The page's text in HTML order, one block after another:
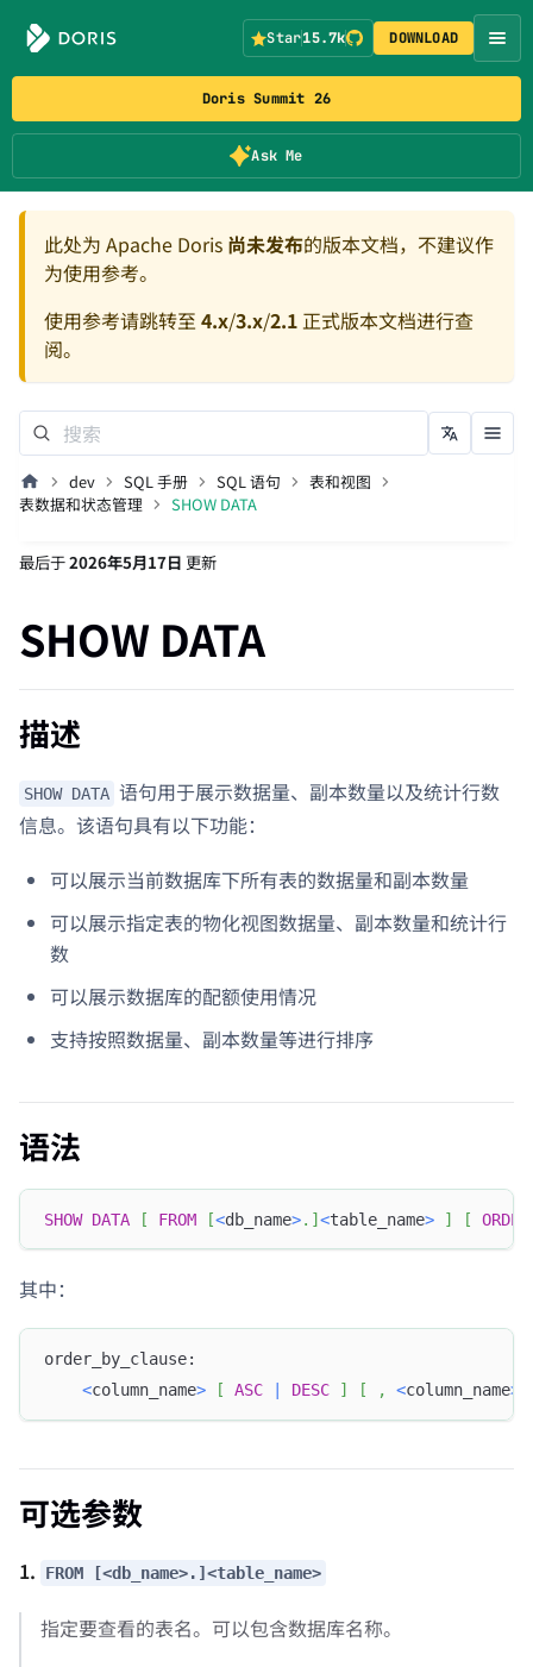
Doris Summit 26
Ask Me
Star15.7k DOWNLOAD
此处为 Apache Doris 尚未发布的版本文档，不建议作
为使用参考。
使用参考请跳转至 4.x/3.x/2.1正式版本文档进行查
阅。
dev SQL 手册 SQL 语句
表和视图
表数据和状态管理
SHOW DATA
最后于2026年5月17日 更新
SHOW DATA
描述
SHOW DATA 语句用于展示数据量、副本数量以及统计行数
信息。该语句具有以下功能：
可以展示当前数据库下所有表的数据量和副本数量
可以展示指定表的物化视图数据量、副本数量和统计行
数
可以展示数据库的配额使用情况
支持按照数据量、副本数量等进行排序
语法
SHOW DATA [ FROM [<db_name>. ] <table_name> ] [ ORDER
其中：
order_by_clause:
<column_name> [ ASC DESC ] [ , <column_name>
可选参数
1. FROM [<db_name>.]<table_name>
指定要查看的表名。可以包含数据库名称。